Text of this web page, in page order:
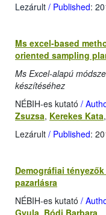
Lezárult / Published:
Ms excel-based
oriented sampling
Ms Excel-alapú
készítéséhez
NÉBIH-es kutató /
Zsuzsa, Kerekes Kata,
Lezárult / Published:
Demográfiai
pazarlásra
NÉBIH-es kutató /